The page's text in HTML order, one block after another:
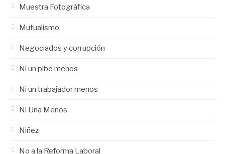
Muestra Fotográfica
Mutualismo
Negociados y corrupción
Ni un pibe menos
Ni un trabajador menos
Ni Una Menos
Niñez
No a la Reforma Laboral